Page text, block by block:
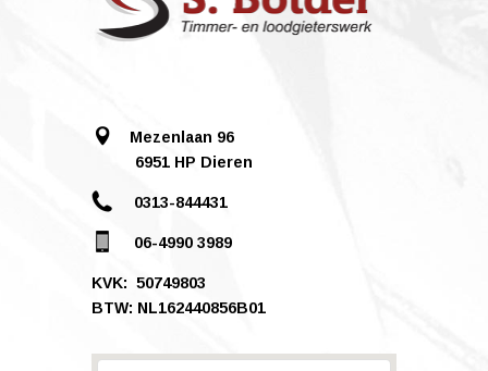
Mezenlaan 96
6951 HP Dieren
0313-844431
06-4990 3989
KVK: 50749803
BTW: NL162440856B01